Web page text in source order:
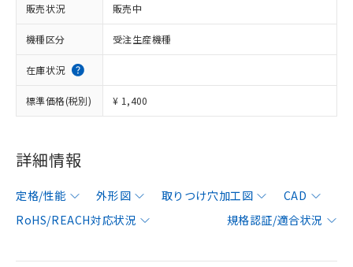
販売状況 販売中
機種区分 受注生産機種
在庫状況
標準価格(税別) ¥ 1,400
詳細情報
定格/性能 外形図 取りつけ穴加工図
CAD
RoHS/REACH対応状況
規格認証/適合状況